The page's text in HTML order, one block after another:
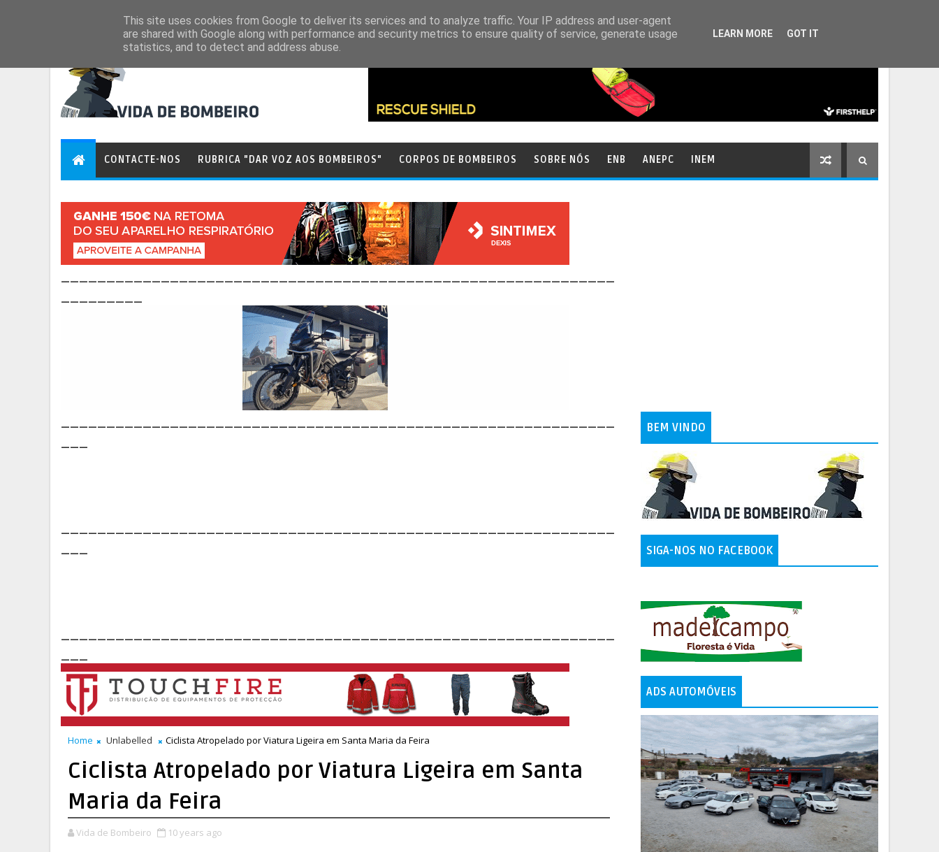
CONTACTE-NOS RUBRICA "DAR VOZ AOS BOMBEIROS" CORPOS DE BOMBEIROS SOBRE NÓS ENB ANEPC INEM
Home Unlabelled Ciclista Atropelado por Viatura Ligeira em Santa Maria da Feira
Ciclista Atropelado por Viatura Ligeira em Santa
Maria da Feira
Vida de Bombeiro 10 years ago
BEM VINDO
SIGA-NOS NO FACEBOOK
ADS AUTOMÓVEIS
This site uses cookies from Google to deliver its services and to analyze traffic. Your IP address and user-agent
are shared with Google along with performance and security metrics to ensure quality of service, generate usage
statistics, and to detect and address abuse.
LEARN MORE GOT IT